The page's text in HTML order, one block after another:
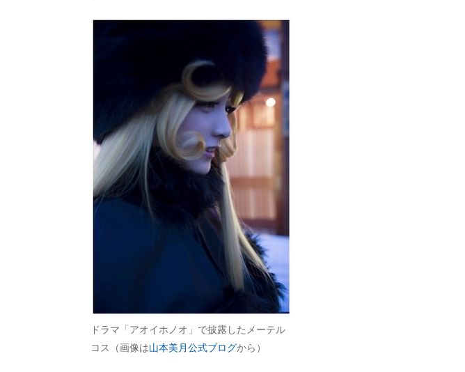
ドラマ「アオイホノオ」で披露したメーテル
コス（画像は山本美月公式ブログから）